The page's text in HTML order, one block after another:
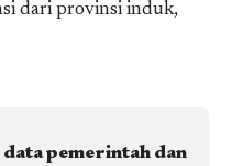
dari provinsi induk,
pemerintah dan